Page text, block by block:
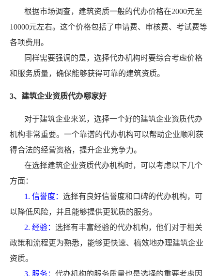
根据市场调查，建筑资质一般的代办价格在2000元至
10000元左右。这个价格包括了申请费、审核费、考试费等
各项费用。
同样需要强调的是，选择代办机构时要综合考虑价格
和服务质量，确保能够获得可靠的建筑资质。
3、建筑企业资质代办哪家好
对于建筑企业来说，选择一个好的建筑企业资质代办
机构非常重要。一个靠谱的代办机构可以帮助企业顺利获
得合法的经营资格，提升企业竞争力。
在选择建筑企业资质代办机构时，可以考虑以下几个
方面：
1. 信誉度： 选择有良好信誉度和口碑的代办机构，可
以降低风险，并且能够提供更犹质的服务。
2. 经验： 选择有丰富经验的代办机构，他们对于相关
政策和流程更为熟悉，能够更快速、槁效地办理建筑企业
资质。
3. 服务： 代办机构的服务质量也是选择的重要考虑因